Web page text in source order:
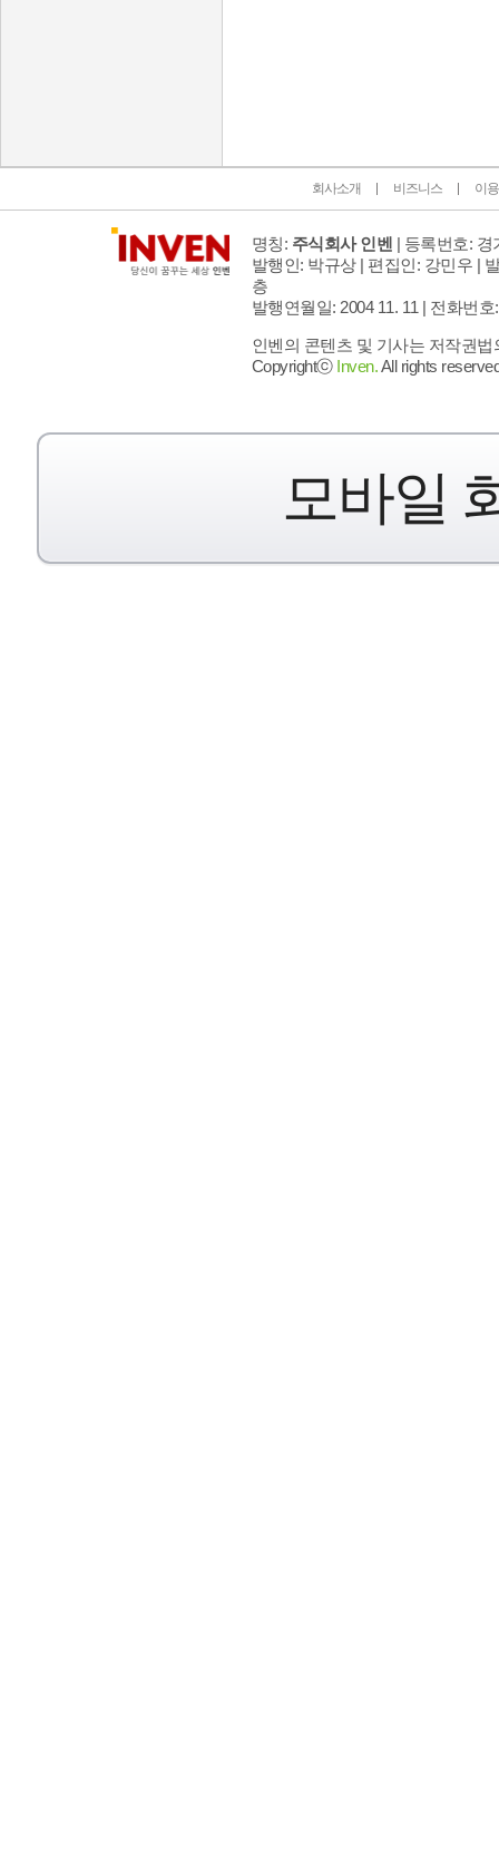
회사소개 비즈니스 이
명칭: 주식회사 인벤 | 등록번호: 경
발행인: 박규상 | 편집인: 강민우 |
층
발행연월일: 2004 11. 11 | 전화번호
인벤의 콘텐츠 및 기사는 저작권
Copyrightⓒ Inven.All rights
모바일